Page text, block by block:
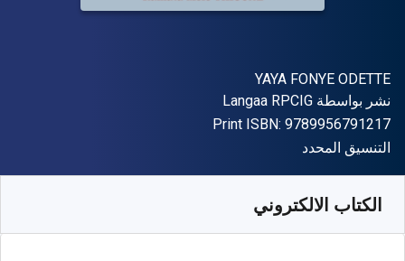
المؤلف (المؤلفون)
YAYA FONYE ODETTE
الناشر
نشر بواسطة Langaa RPCIG
Print ISBN: 9789956791217
شكل
التنسيق المحدد
الكتاب الالكتروني